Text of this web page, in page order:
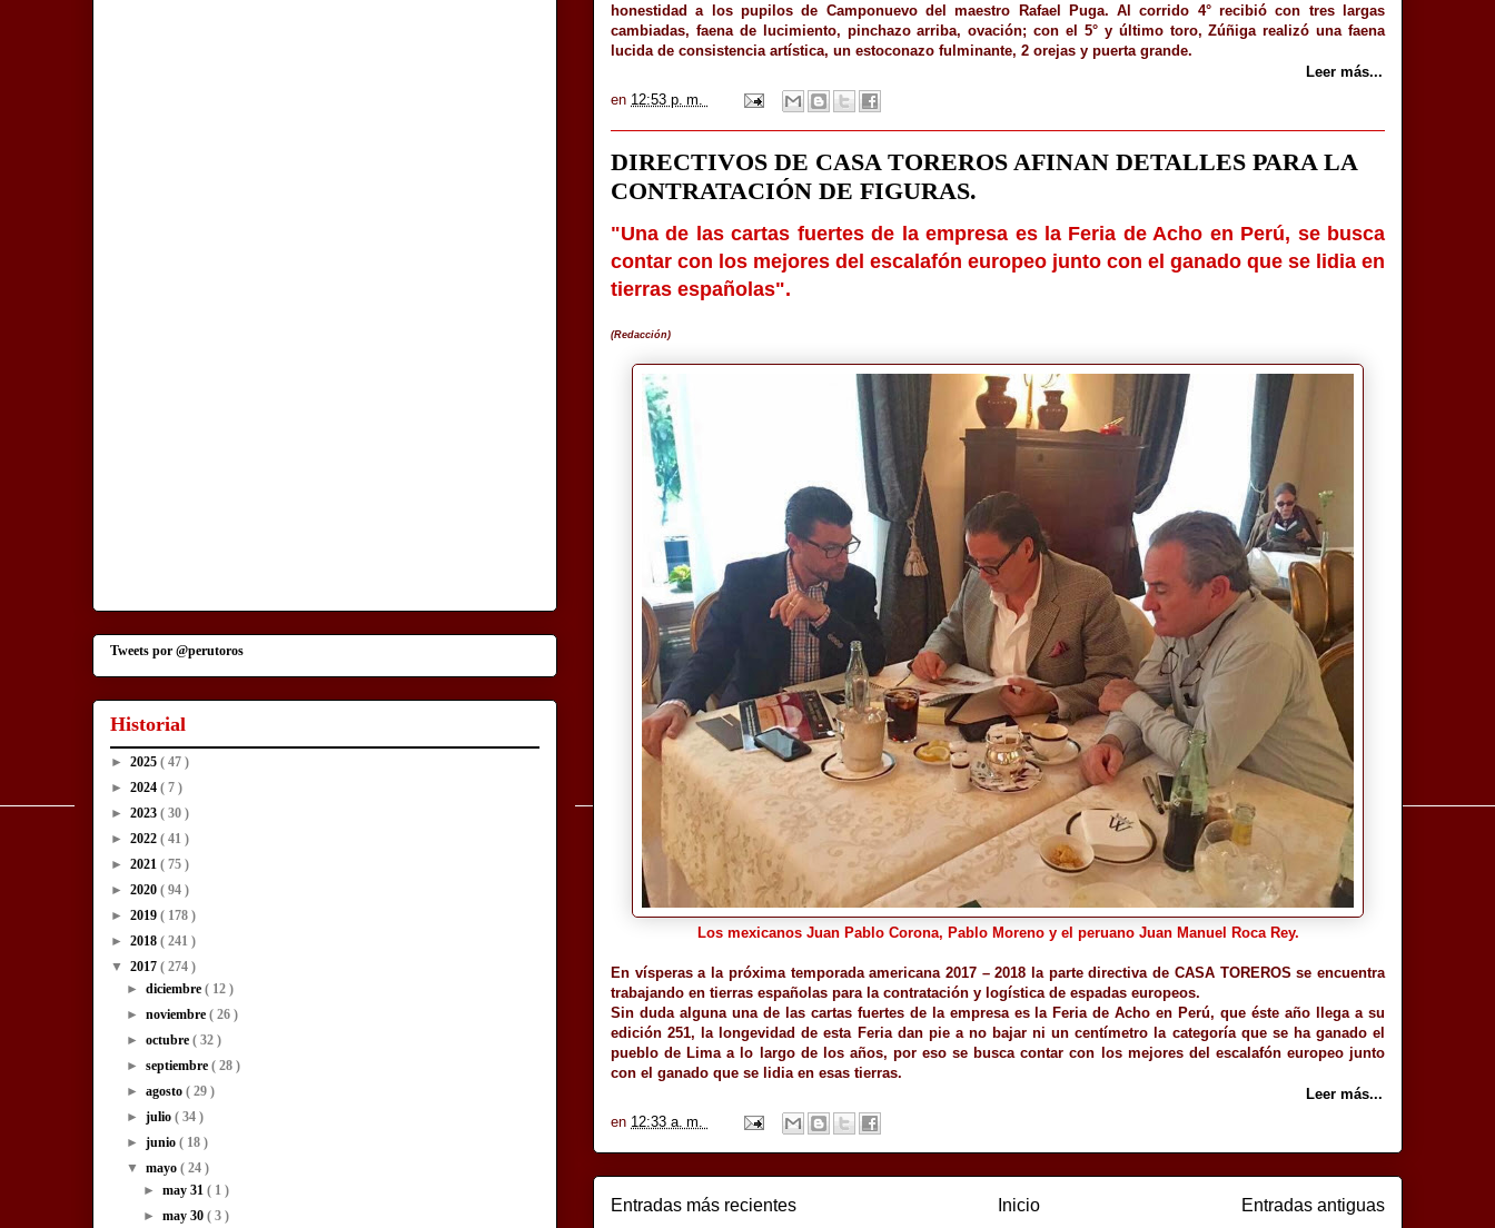
honestidad a los pupilos de Camponuevo del maestro Rafael Puga. Al corrido 4° recibió con tres largas
cambiadas, faena de lucimiento, pinchazo arriba, ovación; con el 5° y último toro, Zúñiga realizó una faena
lucida de consistencia artística, un estoconazo fulminante, 2 orejas y puerta grande.
Leer más...
en 12:53 p. m.
DIRECTIVOS DE CASA TOREROS AFINAN DETALLES PARA LA
CONTRATACIÓN DE FIGURAS.
"Una de las cartas fuertes de la empresa es la Feria de Acho en Perú, se busca
contar con los mejores del escalafón europeo junto con el ganado que se lidia en
tierras españolas".
(Redacción)
Los mexicanos Juan Pablo Corona, Pablo Moreno y el peruano Juan Manuel Roca Rey.
En vísperas a la próxima temporada americana 2017 – 2018 la parte directiva de CASA TOREROS se encuentra
trabajando en tierras españolas para la contratación y logística de espadas europeos.
Sin duda alguna una de las cartas fuertes de la empresa es la Feria de Acho en Perú, que éste año llega a su
edición 251, la longevidad de esta Feria dan pie a no bajar ni un centímetro la categoría que se ha ganado el
pueblo de Lima a lo largo de los años, por eso se busca contar con los mejores del escalafón europeo junto
con el ganado que se lidia en esas tierras.
Leer más...
en 12:33 a. m.
Entradas más recientes Entradas antiguas
Inicio
Tweets por @perutoros
Historial
► 2025 ( 47 )
► 2024 ( 7 )
► 2023 ( 30 )
► 2022 ( 41 )
► 2021 ( 75 )
► 2020 ( 94 )
► 2019 ( 178 )
► 2018 ( 241 )
▼ 2017 ( 274 )
►diciembre( 12 )
►noviembre( 26 )
►octubre( 32 )
►septiembre( 28 )
►agosto( 29 )
►julio( 34 )
►junio( 18 )
▼mayo( 24 )
► may 31 ( 1 )
► may 30 ( 3 )